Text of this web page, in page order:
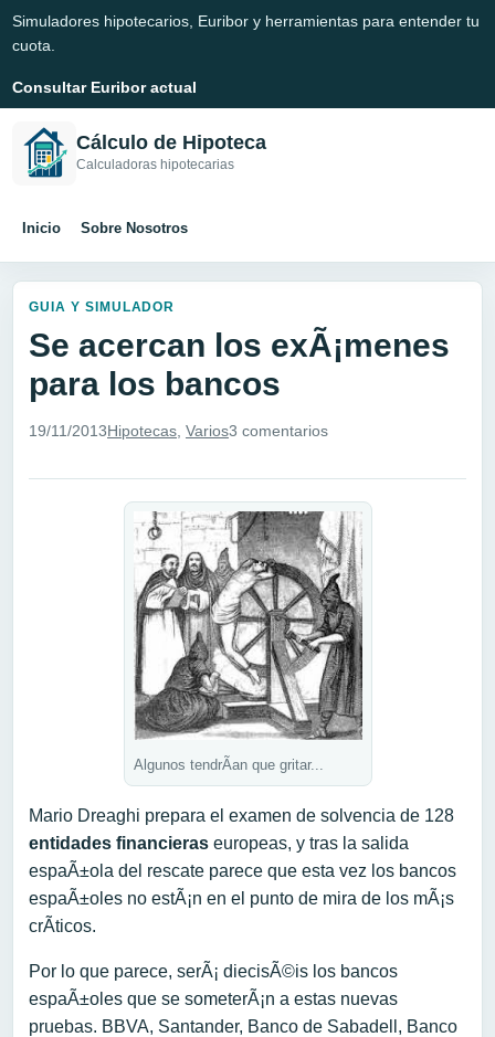
Simuladores hipotecarios, Euribor y herramientas para entender tu
cuota.
Consultar Euribor actual
Cálculo de Hipoteca
Calculadoras hipotecarias
Inicio Sobre Nosotros
GUIA Y SIMULADOR
Se acercan los exÃ¡menes
para los bancos
19/11/2013Hipotecas Varios3 comentarios
Algunos tendrÃ­an que gritar...
Mario Dreaghi prepara el examen de solvencia de 128
entidades financieras europeas, y tras la salida
espaÃ±ola del rescate parece que esta vez los bancos
espaÃ±oles no estÃ¡n en el punto de mira de los mÃ¡s
crÃ­ticos.
Por lo que parece, serÃ¡ diecisÃ©is los bancos
espaÃ±oles que se someterÃ¡n a estas nuevas
pruebas. BBVA, Santander, Banco de Sabadell, Banco